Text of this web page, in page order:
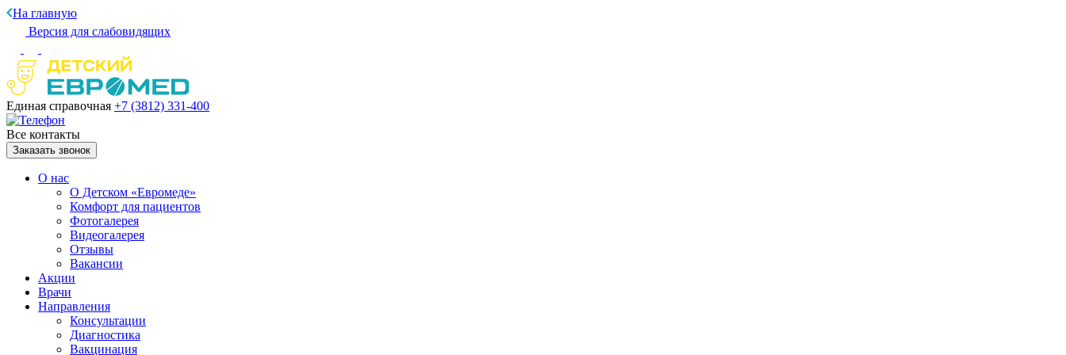
На главную
Версия для слабовидящих
Единая справочная +7 (3812) 331-400
Все контакты
Заказать звонок
О нас
О Детском «Евромеде»
Комфорт для пациентов
Фотогалерея
Видеогалерея
Отзывы
Вакансии
Акции
Врачи
Направления
Консультации
Диагностика
Вакцинация